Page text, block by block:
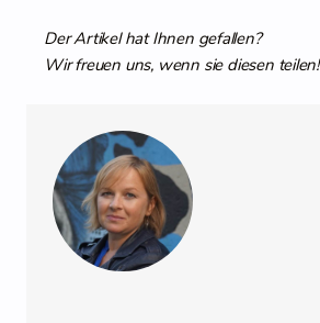
Der Artikel hat Ihnen gefallen?
Wir freuen uns, wenn sie diesen teilen!